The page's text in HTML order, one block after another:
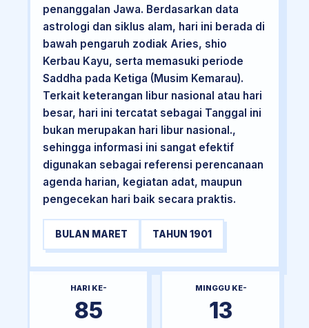
penanggalan Jawa. Berdasarkan data
astrologi dan siklus alam, hari ini berada di
bawah pengaruh zodiak Aries, shio
Kerbau Kayu, serta memasuki periode
Saddha pada Ketiga (Musim Kemarau).
Terkait keterangan libur nasional atau hari
besar, hari ini tercatat sebagai Tanggal ini
bukan merupakan hari libur nasional.,
sehingga informasi ini sangat efektif
digunakan sebagai referensi perencanaan
agenda harian, kegiatan adat, maupun
pengecekan hari baik secara praktis.
BULAN MARET TAHUN 1901
HARI KE-
85
MINGGU KE-
13